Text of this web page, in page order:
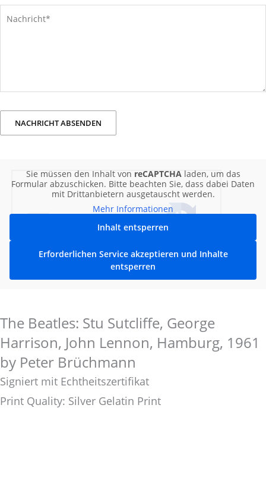
Sie müssen den Inhalt von reCAPTCHAladen, um das
Formular abzuschicken. Bitte beachten Sie, dass dabei Daten
mit Drittanbietern ausgetauscht werden.
Mehr Informationen
Inhalt entsperren
Erforderlichen Service akzeptieren und Inhalte
entsperren
The Beatles: Stu Sutcliffe, George
Harrison, John Lennon, Hamburg, 1961
by Peter Brüchmann
Signiert mit Echtheitszertifikat
Print Quality: Silver Gelatin Print